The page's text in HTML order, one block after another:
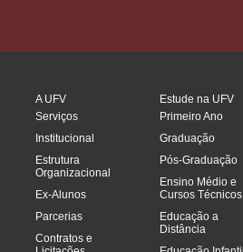
A UFV
Serviços
Institucional
Estrutura
Organizacional
Ex-Alunos
Parcerias
Contratos e
Estude na UFV
Primeiro Ano
Graduação
Pós-Graduação
Ensino Médio e
Cursos Técnicos
Educação a
Distância